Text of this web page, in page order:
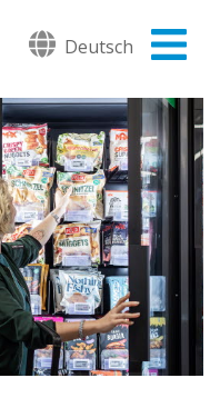
Deutsch